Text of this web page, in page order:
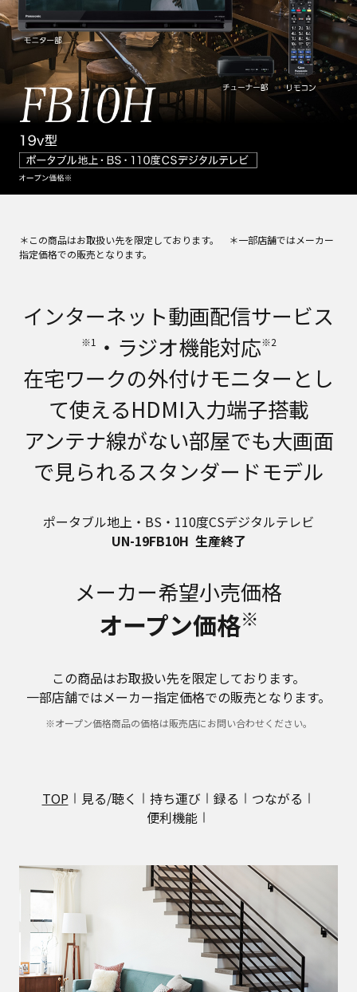
＊この商品はお取扱い先を限定しております。 ＊一部店舗ではメーカー
指定価格での販売となります。
インターネット動画配信サービス
※1 ・ラジオ機能対応※2
在宅ワークの外付けモニターとし
て使えるHDMI入力端子搭載
アンテナ線がない部屋でも大画面
で見られるスタンダードモデル
ポータブル地上・BS・110度CSデジタルテレビ
UN-19FB10H 生産終了
メーカー希望小売価格
オープン価格※
この商品はお取扱い先を限定しております。
一部店舗ではメーカー指定価格での販売となります。
※オープン価格商品の価格は販売店にお問い合わせください。
TOP 見る/聴く 持ち運び 録る
つながる
便利機能